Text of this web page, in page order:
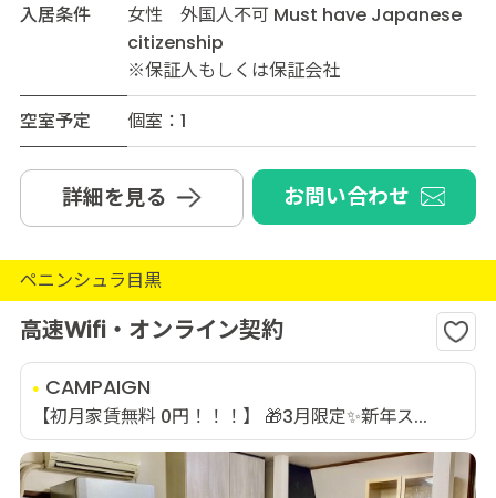
入居条件
女性 外国人不可 Must have Japanese
citizenship
※保証人もしくは保証会社
空室予定
個室：1
詳細を見る お問い合わせ
ペニンシュラ目黒
高速Wifi・オンライン契約
CAMPAIGN
【初月家賃無料 0円！！！】 🎁3月限定✨新年ス...